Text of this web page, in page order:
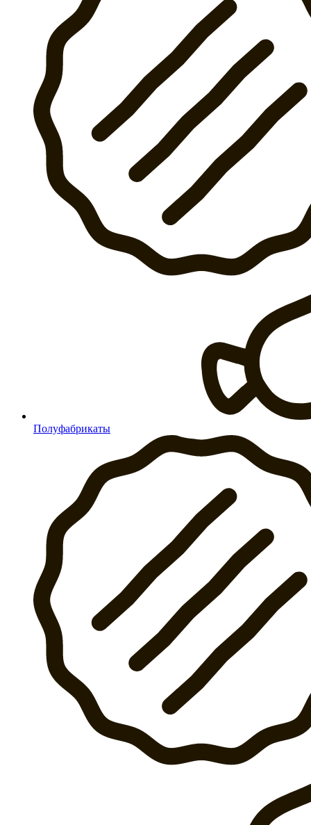
Полуфабрикаты